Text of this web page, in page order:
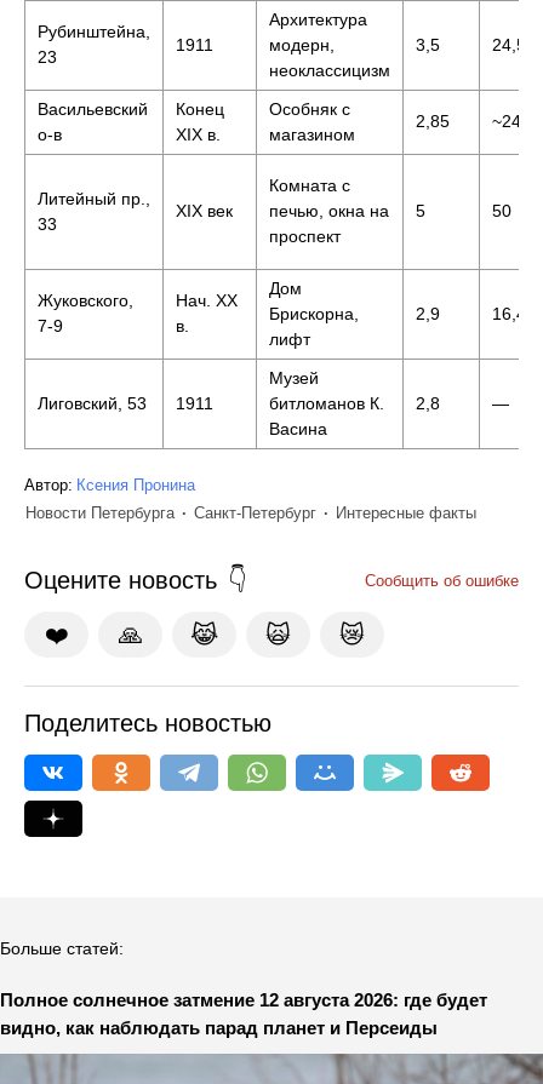
Рубинштейна,
23
1911
Архитектура
модерн,
неоклассицизм
3,5 24,5
Васильевский
о-в
Конец
XIX в.
Особняк с
магазином
2,85 ~24,5
Литейный пр.,
33
XIX век
Комната с
печью, окна на
проспект
5 50
Жуковского,
7-9
Нач. XX
в.
Дом
Брискорна,
лифт
2,9 16,4
Лиговский, 53 1911
Музей
битломанов К.
Васина
2,8 —
Автор: Ксения Пронина
Новости Петербурга
Санкт-Петербург Интересные факты
Оцените новость Сообщить об ошибке
❤️ 🙏 😹 🙀 😿
Поделитесь новостью
Больше статей:
Полное солнечное затмение 12 августа 2026: где будет
видно, как наблюдать парад планет и Персеиды